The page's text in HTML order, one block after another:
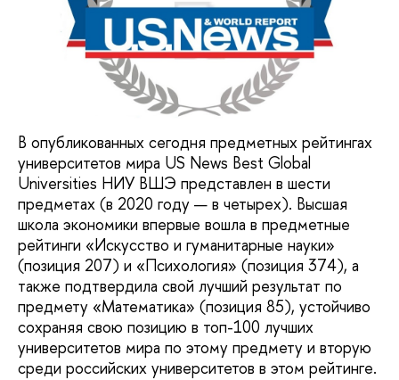
В опубликованных сегодня предметных рейтингах
университетов мира US News Best Global
Universities НИУ ВШЭ представлен в шести
предметах (в 2020 году — в четырех). Высшая
школа экономики впервые вошла в предметные
рейтинги «Искусство и гуманитарные науки»
(позиция 207) и «Психология» (позиция 374), а
также подтвердила свой лучший результат по
предмету «Математика» (позиция 85), устойчиво
сохраняя свою позицию в топ-100 лучших
университетов мира по этому предмету и вторую
среди российских университетов в этом рейтинге.